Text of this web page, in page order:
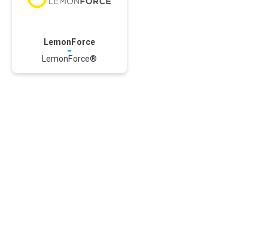
LemonForce
-
LemonForce®